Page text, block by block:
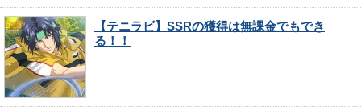
【テニラビ】SSRの獲得は無課金でもでき
る！！